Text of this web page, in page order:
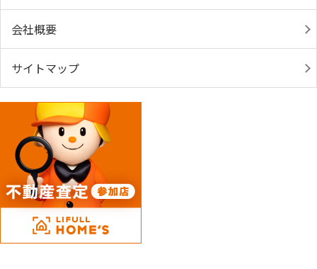
会社概要
サイトマップ